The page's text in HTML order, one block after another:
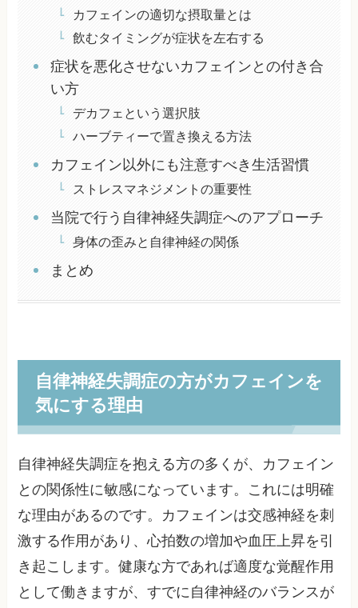
カフェインの適切な摂取量とは
飲むタイミングが症状を左右する
症状を悪化させないカフェインとの付き合
い方
デカフェという選択肢
ハーブティーで置き換える方法
カフェイン以外にも注意すべき生活習慣
ストレスマネジメントの重要性
当院で行う自律神経失調症へのアプローチ
身体の歪みと自律神経の関係
まとめ
自律神経失調症の方がカフェインを
気にする理由
自律神経失調症を抱える方の多くが、カフェイン
との関係性に敏感になっています。これには明確
な理由があるのです。カフェインは交感神経を刺
激する作用があり、心拍数の増加や血圧上昇を引
き起こします。健康な方であれば適度な覚醒作用
として働きますが、すでに自律神経のバランスが